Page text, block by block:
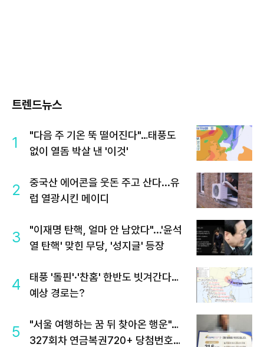
트렌드뉴스
1
"다음 주 기온 뚝 떨어진다"…태풍도
없이 열돔 박살 낸 '이것'
2
중국산 에어콘을 웃돈 주고 산다...유
럽 열광시킨 메이디
3
"이재명 탄핵, 얼마 안 남았다"...'윤석
열 탄핵' 맞힌 무당, '성지글' 등장
4
태풍 '돌핀'·'찬홈' 한반도 빗겨간다…
예상 경로는?
5
"서울 여행하는 꿈 뒤 찾아온 행운"…
327회차 연금복권720+ 당첨번호조